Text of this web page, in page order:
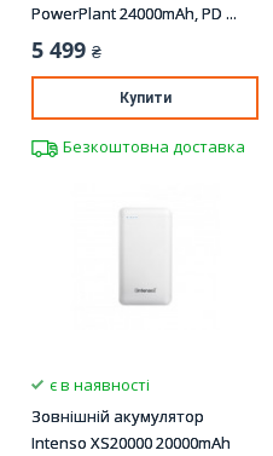
PowerPlant 24000mAh, PD ...
5 499 ₴
Купити
Безкоштовна доставка
є в наявності
Зовнішній акумулятор
Intenso XS20000 20000mAh